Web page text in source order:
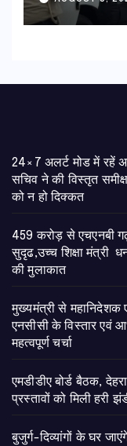
24×7 अलर्ट मोड में रहें
सचिव ने की विस्तृत
को न हो दिक्कत
459 करोड़ से एचएनबी
सुदृढ,उच्च शिक्षा मंत्री
की मुलाकात
मुख्यमंत्री से महानिदेशक
एनसीसी के विस्तार एवं
महत्वपूर्ण चर्चा
एमडीडीए बोर्ड बैठक,
प्रस्तावों को मिली हरी
बुजुर्ग-दिव्यांगों के घर